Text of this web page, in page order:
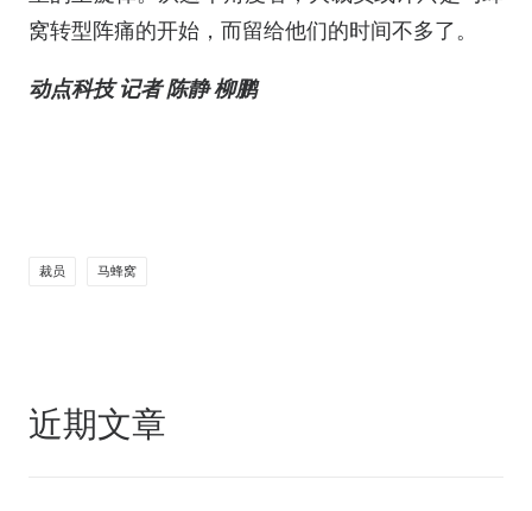
窝转型阵痛的开始，而留给他们的时间不多了。
动点科技 记者 陈静 柳鹏
裁员 马蜂窝
近期文章